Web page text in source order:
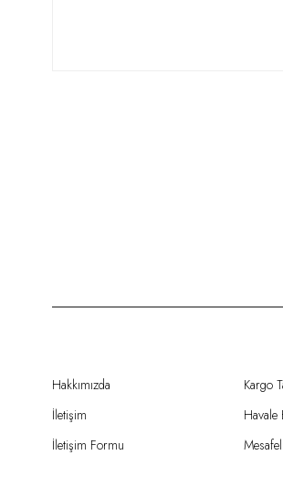
Hakkımızda
İletişim
İletişim Formu
Kargo